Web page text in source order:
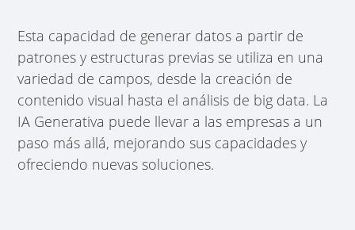
Esta capacidad de generar datos a partir de
patrones y estructuras previas se utiliza en una
variedad de campos, desde la creación de
contenido visual hasta el análisis de big data. La
IA Generativa puede llevar a las empresas a un
paso más allá, mejorando sus capacidades y
ofreciendo nuevas soluciones.